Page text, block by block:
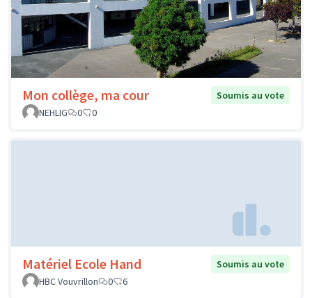
Mon collège, ma cour
Soumis au vote
NEHLIG
0 0
Matériel Ecole Hand
Soumis au vote
HBC Vouvrillon
0 6